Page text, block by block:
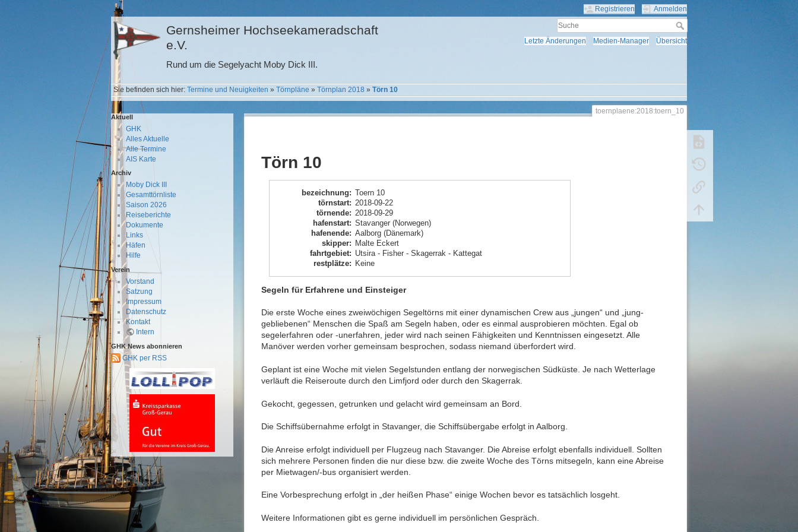
Gernsheimer Hochseekameradschaft
e.V.
Rund um die Segelyacht Moby Dick III.
Registrieren Anmelden
Letzte Änderungen Medien-Manager Übersicht
Sie befinden sich hier:Termine und Neuigkeiten »Törnpläne »Törnplan 2018 »Törn 10
Aktuell
GHK
Alles Aktuelle
Alle Termine
AIS Karte
Archiv
Moby Dick III
Gesamttörnliste
Saison 2026
Reiseberichte
Dokumente
Links
Häfen
Hilfe
Verein
Vorstand
Satzung
Impressum
Datenschutz
Kontakt
Intern
GHK News abonnieren
GHK per RSS
toernplaene:2018:toern_10
Törn 10
bezeichnung: Toern 10
törnstart: 2018-09-22
törnende: 2018-09-29
hafenstart: Stavanger (Norwegen)
hafenende: Aalborg (Dänemark)
skipper:
Malte Eckert
fahrtgebiet: Utsira - Fisher - Skagerrak - Kattegat
restplätze: Keine
Segeln für Erfahrene und Einsteiger
Die erste Woche eines zweiwöchigen Segeltörns mit einer dynamischen Crew aus „jungen“ und „jung-
gebliebenen“ Menschen die Spaß am Segeln haben, oder es einmal ausprobieren möchten. Egal ob
segelerfahren oder -unerfahren, jeder wird nach seinen Fähigkeiten und Kenntnissen eingesetzt. Alle
Manöver werden vorher gemeinsam besprochen, sodass niemand überfordert wird.
Geplant ist eine Woche mit vielen Segelstunden entlang der norwegischen Südküste. Je nach Wetterlage
verläuft die Reiseroute durch den Limfjord oder durch den Skagerrak.
Gekocht, gegessen, getrunken und gelacht wird gemeinsam an Bord.
Die Schiffsübernahme erfolgt in Stavanger, die Schiffsübergabe erfolgt in Aalborg.
Die Anreise erfolgt individuell per Flugzeug nach Stavanger. Die Abreise erfolgt ebenfalls individuell. Sollten
sich mehrere Personen finden die nur diese bzw. die zweite Woche des Törns mitsegeln, kann eine Abreise
per Mietwagen/-bus organisiert werden.
Eine Vorbesprechung erfolgt in „der heißen Phase“ einige Wochen bevor es tatsächlich losgeht.
Weitere Informationen gibt es gerne individuell im persönlichen Gespräch.